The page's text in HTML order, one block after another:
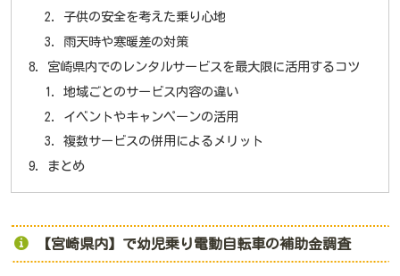
子供の安全を考えた乗り心地
雨天時や寒暖差の対策
宮崎県内でのレンタルサービスを最大限に活用するコツ
地域ごとのサービス内容の違い
イベントやキャンペーンの活用
複数サービスの併用によるメリット
まとめ
【宮崎県内】で幼児乗り電動自転車の補助金調査